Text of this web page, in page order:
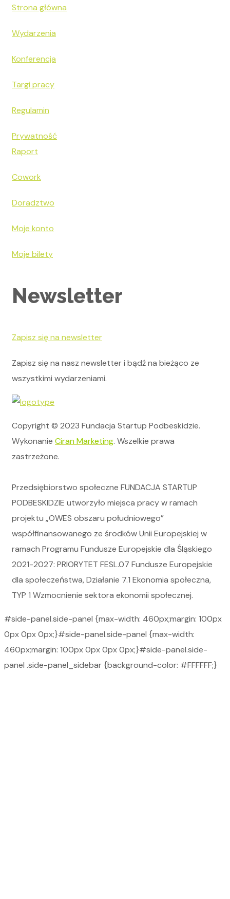
Strona główna
Wydarzenia
Konferencja
Targi pracy
Regulamin
Prywatność
Raport
Cowork
Doradztwo
Moje konto
Moje bilety
Newsletter
Zapisz się na newsletter
Zapisz się na nasz newsletter i bądź na bieżąco ze
wszystkimi wydarzeniami.
Copyright © 2023 Fundacja Startup Podbeskidzie.
Wykonanie Ciran Marketing. Wszelkie prawa
zastrzeżone.
Przedsiębiorstwo społeczne FUNDACJA STARTUP
PODBESKIDZIE utworzyło miejsca pracy w ramach
projektu „OWES obszaru południowego”
współfinansowanego ze środków Unii Europejskiej w
ramach Programu Fundusze Europejskie dla Śląskiego
2021-2027: PRIORYTET FESL.07 Fundusze Europejskie
dla społeczeństwa, Działanie 7.1 Ekonomia społeczna,
TYP 1 Wzmocnienie sektora ekonomii społecznej.
#side-panel.side-panel {max-width: 460px;margin: 100px
0px 0px 0px;}#side-panel.side-panel {max-width:
460px;margin: 100px 0px 0px 0px;}#side-panel.side-
panel .side-panel_sidebar {background-color: #FFFFFF;}